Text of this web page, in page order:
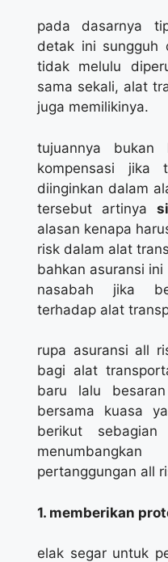
pada dasarnya
detak ini sungguh
tidak melulu
sama sekali, alat
juga memilikinya.
tujuannya bukan
kompensasi
diinginkan dalam
tersebut artinya
alasan kenapa
risk dalam alat
bahkan asuransi
nasabah jika
terhadap alat
rupa asuransi all
bagi alat
baru lalu
bersama kuasa
berikut
pertanggungan all
1. memberikan
elak segar untuk